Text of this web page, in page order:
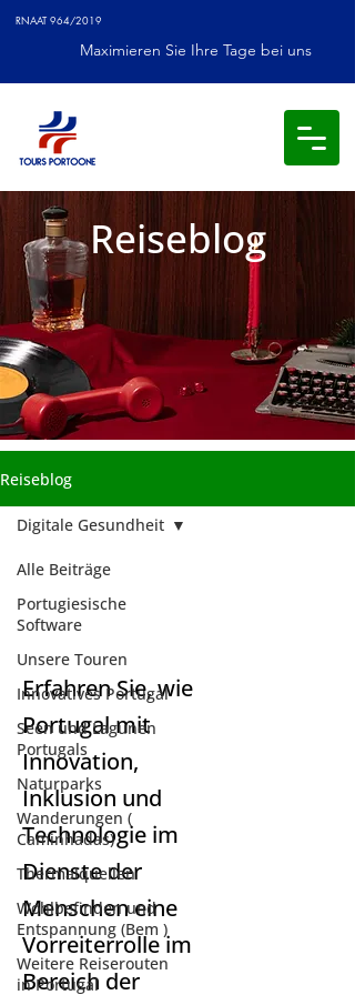
RNAAT 964/2019
Maximieren Sie Ihre Tage bei uns
Reiseblog
Reiseblog
Alle Beiträge
Portugiesische
Software
Unsere Touren
Innovatives Portugal
Seen und Lagunen
Portugals
Naturparks
Wanderungen (
Caminhadas)
Thermalquellen
Wohlbefinden und
Entspannung (Bem )
Weitere Reiserouten
in Portugal
Digitale Gesundheit
Digitale
Gesundheit
Erfahren Sie, wie
Portugal mit
Innovation,
Inklusion und
Technologie im
Dienste der
Menschen eine
Vorreiterrolle im
Bereich der